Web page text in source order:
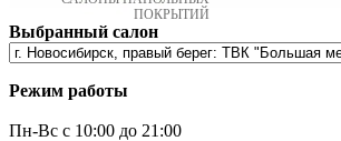
ПОКРЫТИЙ
Выбранный салон
Режим работы
Пн-Вс с 10:00 до 21:00